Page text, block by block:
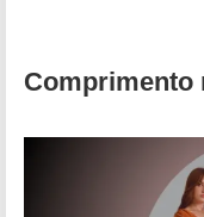
Comprimento